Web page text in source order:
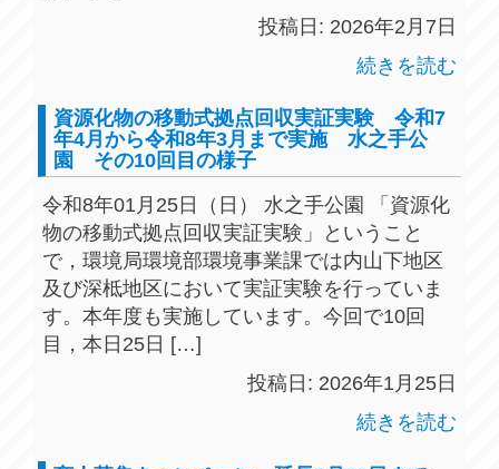
投稿日: 2026年2月7日
続きを読む
資源化物の移動式拠点回収実証実験 令和7
年4月から令和8年3月まで実施 水之手公
園 その10回目の様子
令和8年01月25日（日） 水之手公園 「資源化
物の移動式拠点回収実証実験」ということ
で，環境局環境部環境事業課では内山下地区
及び深柢地区において実証実験を行っていま
す。本年度も実施しています。今回で10回
目，本日25日 […]
投稿日: 2026年1月25日
続きを読む